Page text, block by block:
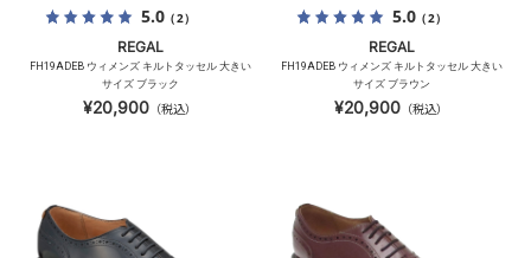
5.0（2）
REGAL
FH19ADEB ウィメンズ キルトタッセル 大きい
サイズ ブラック
¥20,900 （税込）
5.0（2）
REGAL
FH19ADEB ウィメンズ キルトタッセル 大きい
サイズ ブラウン
¥20,900 （税込）